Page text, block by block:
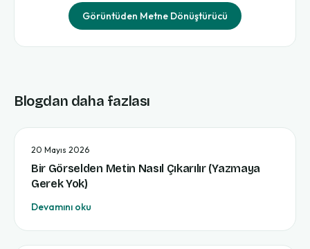
Görüntüden Metne Dönüştürücü
Blogdan daha fazlası
20 Mayıs 2026
Bir Görselden Metin Nasıl Çıkarılır (Yazmaya
Gerek Yok)
Devamını oku